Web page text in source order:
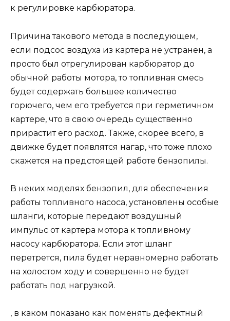
к регулировке карбюратора.
Причина такового метода в последующем,
если подсос воздуха из картера не устранен, а
просто был отрегулирован карбюратор до
обычной работы мотора, то топливная смесь
будет содержать большее количество
горючего, чем его требуется при герметичном
картере, что в свою очередь существенно
прирастит его расход. Также, скорее всего, в
движке будет появлятся нагар, что тоже плохо
скажется на предстоящей работе бензопилы.
В неких моделях бензопил, для обеспечения
работы топливного насоса, установлены особые
шланги, которые передают воздушный
импульс от картера мотора к топливному
насосу карбюратора. Если этот шланг
перетрется, пила будет неравномерно работать
на холостом ходу и совершенно не будет
работать под нагрузкой.
, в каком показано как поменять дефектный